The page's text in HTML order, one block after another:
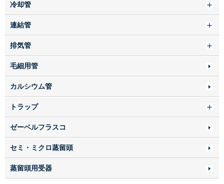
冷却管
連結管
排気管
毛細用管
カルシウム管
トラップ
ゼーベルフラスコ
セミ・ミクロ蒸留頭
蒸留頭用受器